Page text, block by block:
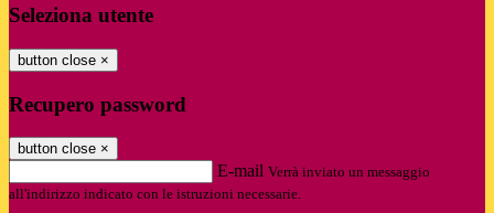
Seleziona utente
button close ×
Recupero password
button close ×
E-mail Verrà inviato un messaggio
all'indirizzo indicato con le istruzioni necessarie.